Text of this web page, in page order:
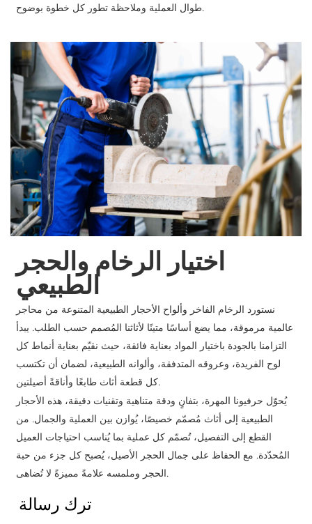
طوال العملية وملاحظة تطور كل خطوة بوضوح.
اختيار الرخام والحجر
الطبيعي
نستورد الرخام الفاخر وألواح الأحجار الطبيعية المتنوعة من محاجر
عالمية مرموقة، مما يضع أساسًا متينًا لأثاثنا المُصمم حسب الطلب. يبدأ
التزامنا بالجودة باختيار المواد بعناية فائقة، حيث نقيّم بعناية أنماط كل
لوح الفريدة، وعروقه المتدفقة، وألوانه الطبيعية، لضمان أن تكتسب
كل قطعة أثاث طابعًا وأناقةً أصيلتين.
يُحوّل حرفيونا المهرة، بتفانٍ ودقة متناهية وتقنيات دقيقة، هذه الأحجار
الطبيعية إلى أثاث مُصمّم خصيصًا، يُوازن بين العملية والجمال. من
القطع إلى التفصيل، تُصمّم كل عملية بما يُناسب احتياجات العميل
المُحدّدة. مع الحفاظ على جمال الحجر الأصيل، يُصبح كل جزء من حبة
الحجر وملمسه علامةً مميزةً لا تُضاهى.
ترك رسالة